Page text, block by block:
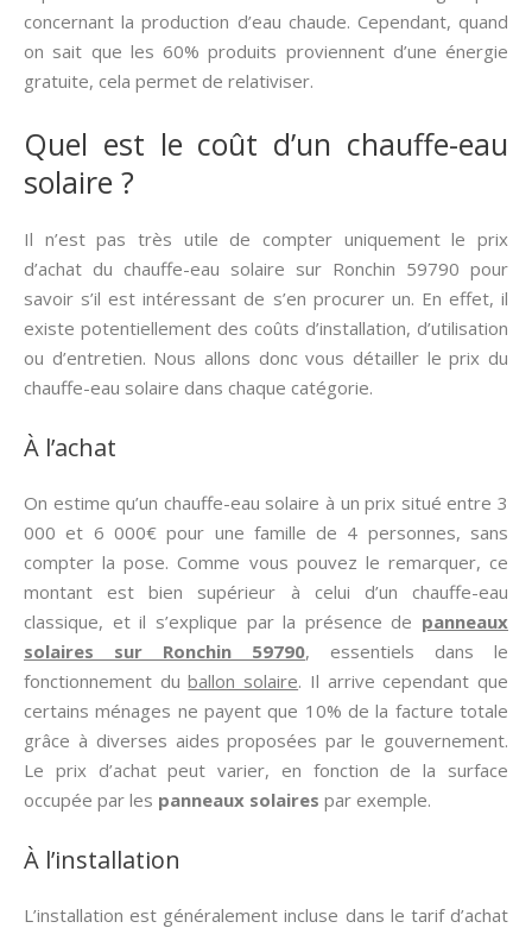
concernant la production d’eau chaude. Cependant, quand
on sait que les 60% produits proviennent d’une énergie
gratuite, cela permet de relativiser.
Quel est le coût d’un chauffe-eau
solaire ?
Il n’est pas très utile de compter uniquement le prix
d’achat du chauffe-eau solaire sur Ronchin 59790 pour
savoir s’il est intéressant de s’en procurer un. En effet, il
existe potentiellement des coûts d’installation, d’utilisation
ou d’entretien. Nous allons donc vous détailler le prix du
chauffe-eau solaire dans chaque catégorie.
À l’achat
On estime qu’un chauffe-eau solaire à un prix situé entre 3
000 et 6 000€ pour une famille de 4 personnes, sans
compter la pose. Comme vous pouvez le remarquer, ce
montant est bien supérieur à celui d’un chauffe-eau
classique, et il s’explique par la présence de panneaux
solaires sur Ronchin 59790, essentiels dans le
fonctionnement duballon solaire. Il arrive cependant que
certains ménages ne payent que 10% de la facture totale
grâce à diverses aides proposées par le gouvernement.
Le prix d’achat peut varier, en fonction de la surface
occupée par les panneaux solaires par exemple.
À l’installation
L’installation est généralement incluse dans le tarif d’achat